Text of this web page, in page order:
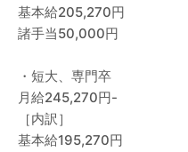
基本給205,270円
諸手当50,000円
・短大、専門卒
月給245,270円-
［内訳］
基本給195,270円